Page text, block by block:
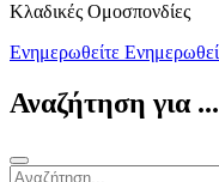
Kλαδικές Ομοσπονδίες
Ενημερωθείτε
Αναζήτηση για